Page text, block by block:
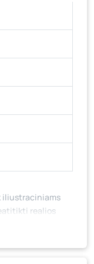
iliustraciniams
realios
spalvos ar
nebūtinai